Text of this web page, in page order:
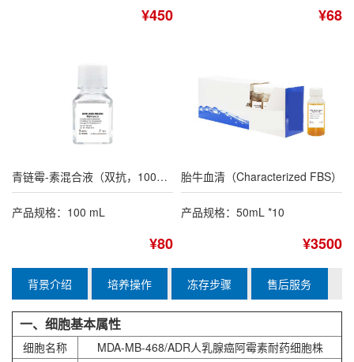
¥450 ¥68
青链霉-素混合液（双抗，100×）
产品规格：100 mL
¥80
胎牛血清（Characterized FBS）
产品规格：50mL *10
¥3500
背景介绍 培养操作 冻存步骤 售后服务
一、细胞基本属性
细胞名称
MDA-MB-468/ADR人乳腺癌阿霉素耐药细胞株